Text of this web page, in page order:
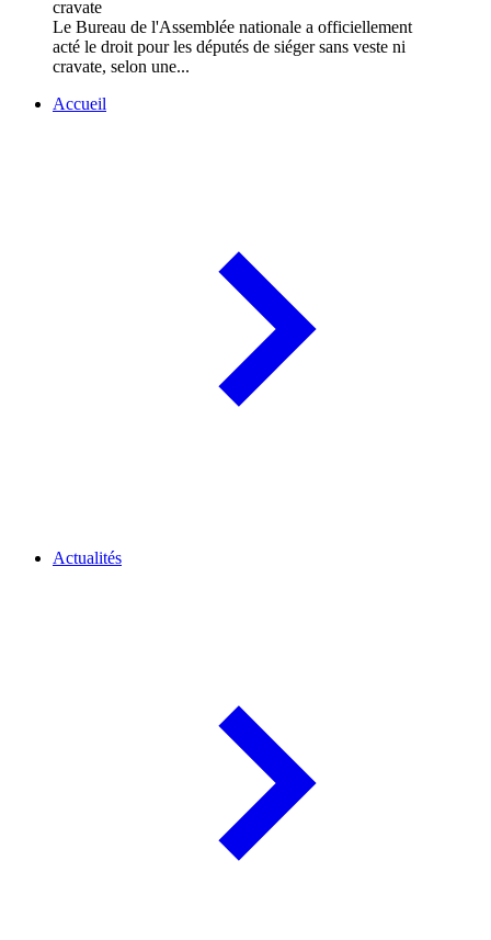
Le Bureau de l'Assemblée nationale a officiellement
acté le droit pour les députés de siéger sans veste ni
cravate, selon une...
Accueil
Actualités